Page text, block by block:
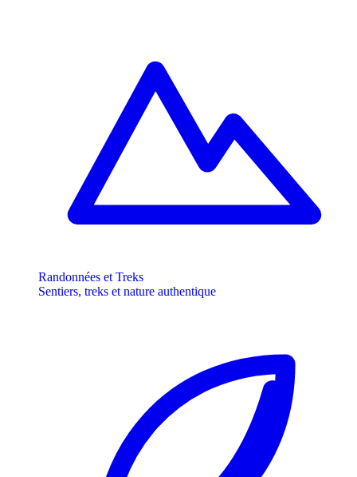
Randonnées et Treks
Sentiers, treks et nature authentique